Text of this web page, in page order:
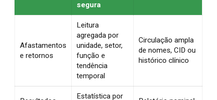
segura
Afastamentos
e retornos
Leitura
agregada por
unidade, setor,
função e
tendência
temporal
Circulação ampla
de nomes, CID ou
histórico clínico
Estatística por